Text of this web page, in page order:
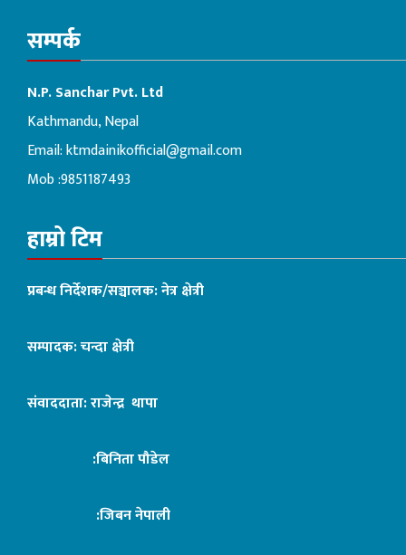
सम्पर्क
N.P. Sanchar Pvt. Ltd
Kathmandu, Nepal
Email:ktmdainikofficial@gmail.com
Mob :9851187493
हाम्रो टिम
प्रबन्ध निर्देशक/सञ्चालक: नेत्र क्षेत्री
सम्पादक: चन्दा क्षेत्री
संवाददाता: राजेन्द्र थापा
:बिनिता पौडेल
:जिबन नेपाली